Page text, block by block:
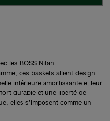
les BOSS Nitan.
ces baskets allient design
intérieure amortissante et leur
durable et une liberté de
elles s’imposent comme un